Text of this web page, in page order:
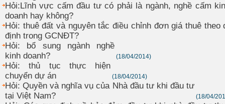
Hỏi:Lĩnh vực cấm đầu tư có phải là ngành, nghề cấm
doanh hay không?
Hỏi: thuê đất và nguyên tắc điều chỉnh đơn giá thuê theo
định trong GCNĐT?
Hỏi: bổ sung ngành nghề
kinh doanh?
(18/04/2014)
Hỏi: thủ tục thực hiện
chuyển dự án
(18/04/2014)
Hỏi: Quyền và nghĩa vụ của Nhà đầu tư khi đầu tư
tại Việt Nam?
(18/04/